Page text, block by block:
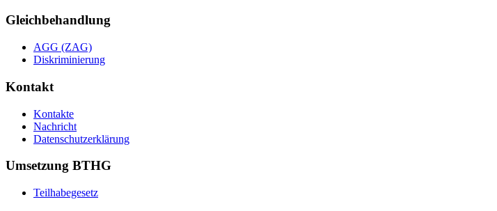
Gleichbehandlung
AGG (ZAG)
Diskriminierung
Kontakt
Kontakte
Nachricht
Datenschutzerklärung
Umsetzung BTHG
Teilhabegesetz